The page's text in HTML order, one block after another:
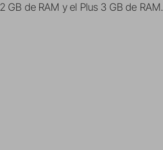
GB de RAM y el Plus 3 GB de RAM.